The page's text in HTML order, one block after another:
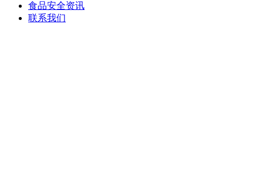
食品安全资讯
联系我们